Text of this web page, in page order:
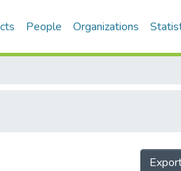
People Organizations